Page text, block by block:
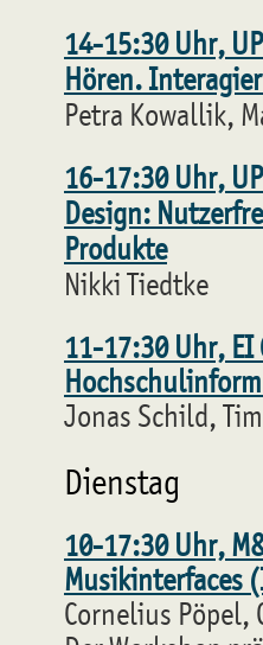
14-15:30 Uhr,
Hören.
Petra Kowallik,
16-17:30 Uhr,
Design:
Produkte
Nikki Tiedtke
11-17:30 Uhr, EI
Jonas Schild,
Dienstag
10-17:30 Uhr,
Musikinterfaces
Cornelius Pöpel,